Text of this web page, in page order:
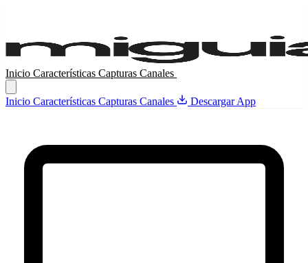
Inicio Características Capturas Canales
Inicio Características Capturas Canales Descargar App